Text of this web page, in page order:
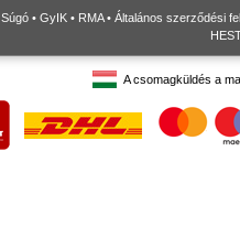
Súgó • GyIK • RMA• Általános szerződési
A csomagküldés a